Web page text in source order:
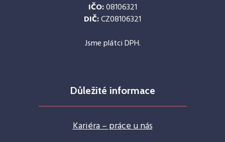
IČO:08106321
DIČ:CZ08106321
Jsme plátci DPH.
Důležité informace
Kariéra – práce u nás